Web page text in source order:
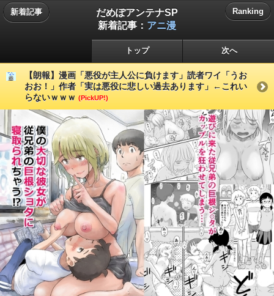
新着記事
だめぽアンテナSP
新着記事： アニ漫
Ranking
トップ 次へ
【朗報】漫画「悪役が主人公に負けます」読者ワイ「うお
おお！」作者「実は悪役に悲しい過去あります」←これい
らないｗｗｗ (PickUP!)